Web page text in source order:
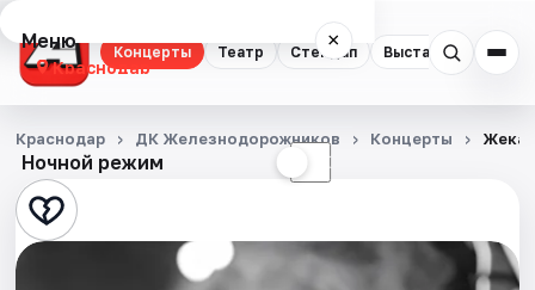
Концерты Театр Стендап Выставки
Меню ×
Краснодар
Концерты
Театр
Стендап
Ночной режим ☾
Краснодар ДК Железнодорожников Концерты Жека